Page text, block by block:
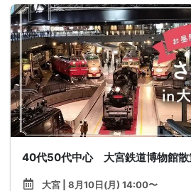
40代50代中心 大宮鉄道博物館散
大宮 | 8月10日(月) 14:00〜